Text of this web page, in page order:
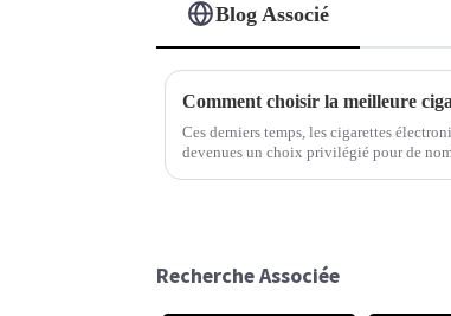
Blog Associé
Ces derniers temps, les cigarettes
devenues un choix privilégié pour de
Recherche Associée